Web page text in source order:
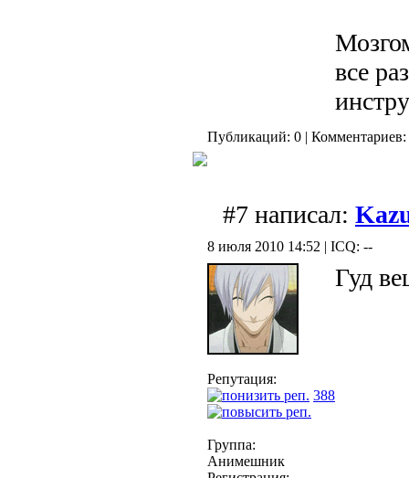
все
Публикаций: 0 | Комментариев:
#7 написал:
8 июля 2010 14:52 | ICQ: --
Репутация:
388
Группа:
Анимешник
Гуд